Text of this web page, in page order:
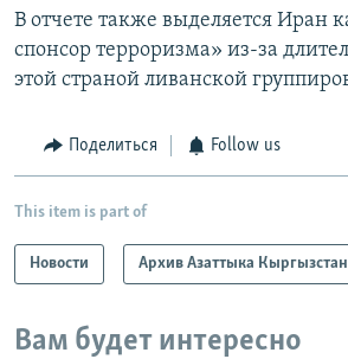
В отчете также выделяется Иран
спонсор терроризма» из-за
этой страной ливанской
Поделиться Follow us
This item is part of
Новости Архив Азаттыка Кыргызстан
Вам будет интересно